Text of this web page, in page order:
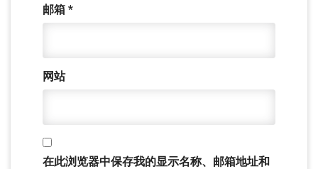
邮箱 *
网站
在此浏览器中保存我的显示名称、邮箱地址和